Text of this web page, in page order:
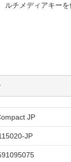
ルチメディアキーを
JP
JP